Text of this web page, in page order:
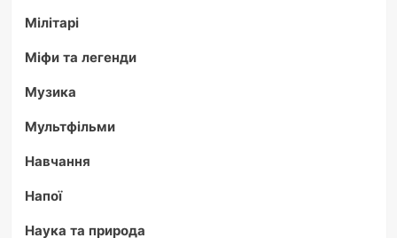
Мілітарі
Міфи та легенди
Музика
Мультфільми
Навчання
Напої
Наука та природа